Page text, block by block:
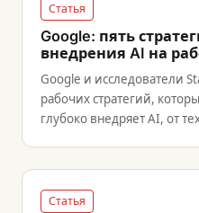
Статья
Google: пять
внедрения AI на
Google и исследователи
рабочих стратегий,
глубоко внедряет AI, от
Статья